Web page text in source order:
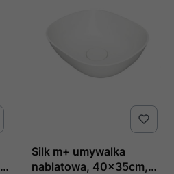
Silk m+ umywalka
nablatowa, 40x35cm,